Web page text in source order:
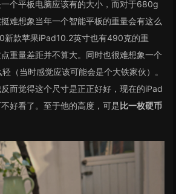
个平板电脑应该有的大小，而对于680g
难想象当年一个智能平板的重量会有这么
新款苹果iPad10.2英寸也有490克的重
重量差距并不算大。同时也很难想象一个
（当时感觉应该可能会是个大铁家伙）。
而觉得这个尺寸是正正好好，现在的iPad
好看了。至于他的高度，可是比一枚硬币